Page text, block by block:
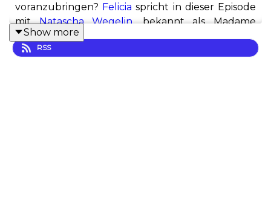
voranzubringen? Feliciaspricht in dieser Episode
mitNatascha Wegelin, bekannt als Madame
Moneypenny, über ihre Erfahrungen als
Fußballerin und ihre Investitionen in den FC
Show more
RSS